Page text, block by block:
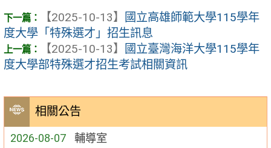
相關公告
2026-08-07 輔導室
【2025-10-13】
國立高雄師範大學115學年
度大學「特殊選才」招生訊息
【2025-10-13】
國立臺灣海洋大學115學年
度大學部特殊選才招生考試相關資訊